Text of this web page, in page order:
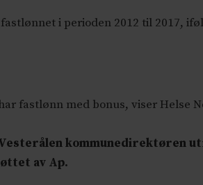
i perioden 2012 til 2017,
fastlønn med bonus, viser Helse
kommunedirektøren
av Ap.